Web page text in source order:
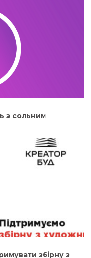
з сольним
збірну з